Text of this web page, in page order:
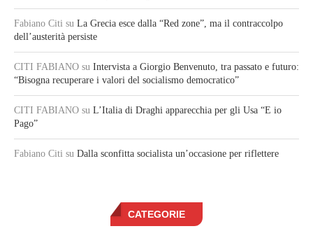
Fabiano Citi su La Grecia esce dalla “Red zone”, ma il contraccolpo
dell’austerità persiste
CITI FABIANO su Intervista a Giorgio Benvenuto, tra passato e futuro:
“Bisogna recuperare i valori del socialismo democratico”
CITI FABIANO su L’Italia di Draghi apparecchia per gli Usa “E io
Pago”
Fabiano Citi su Dalla sconfitta socialista un’occasione per riflettere
CATEGORIE